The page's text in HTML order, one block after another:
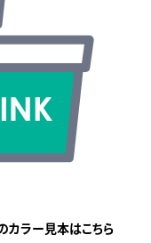
カラー見本はこちら